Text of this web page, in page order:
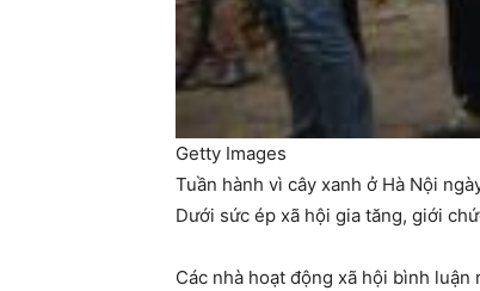
Getty Images
Tuần hành vì cây xanh ở Hà Nội
Dưới sức ép xã hội gia tăng, giới
Các nhà hoạt động xã hội bình